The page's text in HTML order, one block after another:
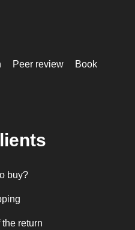
Peer review
Book
buy?
return